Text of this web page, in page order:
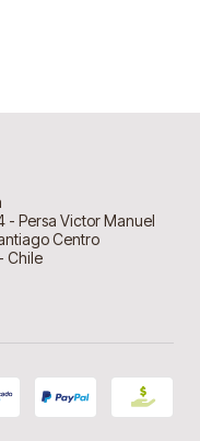
- Persa Victor Manuel
Centro
Chile